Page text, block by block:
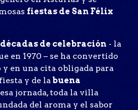
fiestas de San Félix
de celebración - la
en 1970 – se ha convertido
en una cita obligada para
y de la buena
jornada, toda la villa
del aroma y el sabor